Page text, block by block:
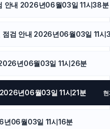
안내 2026년06월03일 11시38분
점검 안내 2026년06월03일 11시
년06월03일 11시26분
년06월03일 11시21분
년06월03일 11시16분